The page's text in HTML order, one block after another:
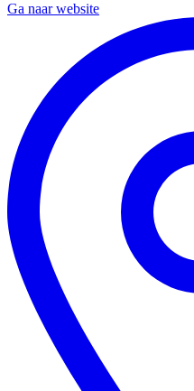
Ga naar website